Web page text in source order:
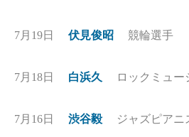
7月19日 伏見俊昭 競輪選手
7月18日 白浜久 ロックミュ
7月16日 渋谷毅 ジャズピアニ